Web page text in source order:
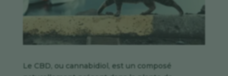
Le CBD, ou cannabidiol, est un composé